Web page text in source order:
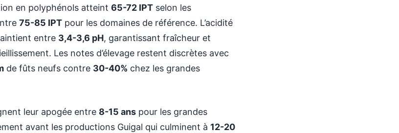
en polyphénols atteint 65-72 IPT selon les
75-85 IPT pour les domaines de référence. L’acidité
entre 3,4-3,6 pH, garantissant fraîcheur et
Les notes d’élevage restent discrètes avec
de fûts neufs contre 30-40% chez les grandes
leur apogée entre 8-15 ans pour les grandes
avant les productions Guigal qui culminent à 12-20